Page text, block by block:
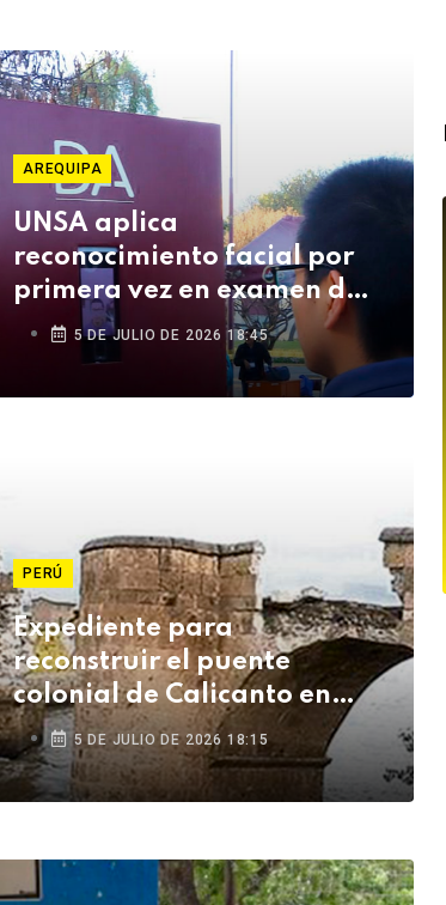
AREQUIPA
UNSA aplica
reconocimiento facial por
primera vez en examen del
Ceprunsa 2027
5 DE JULIO DE 2026 18:45
PERÚ
Expediente para
reconstruir el puente
colonial de Calicanto en
Lampa está listo tras seis
años
5 DE JULIO DE 2026 18:15